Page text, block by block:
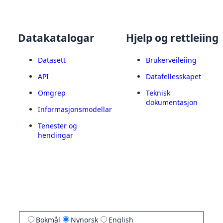
Datakatalogar
Datasett
API
Omgrep
Informasjonsmodellar
Tenester og
hendingar
Hjelp og rettleiing
Brukerveileiing
Datafellesskapet
Teknisk
dokumentasjon
Bokmål Nynorsk English